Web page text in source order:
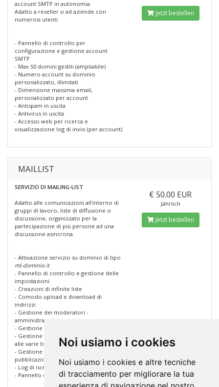
Noi usiamo i cookies
Noi usiamo i cookies e altre tecniche
di tracciamento per migliorare la tua
account SMTP in autonomia.
Adatto a reseller o ad aziende con
numerosi utenti.
- Pannello di controllo per
configurazione e gestione account
SMTP
- Max 50 domini gestiti (ampliabile)
- Numero account su dominio
personalizzato, illimitati
- Dimensione massima email,
personalizzato per account
- Antispam in uscita
- Antivirus in uscita
- Accesso web per ricerca e
visualizzazione log di invio (per account)
Jetzt bestellen
MAILLIST
SERVIZIO DI MAILING-LIST
Adatto alle comunicazioni all'interno di
gruppi di lavoro, liste di diffusione o
discussione, organizzato per la
partecipazione di più persone ad una
discussione asincrona.
- Attivazione servizio su dominio di tipo
ml-dominio.it
- Pannello di controllo e gestione delle
impostazioni
- Creazioni di infinite liste
- Comodo upload e download di
indirizzi
- Gestione dei moderatori -
amministratori
- Gestione indirizzi bloccati
- Gestione delle iscrizioni-disiscrizioni
alle varie liste
- Gestione dei dettagli del processo di
pubblicazione
- Log di iscrizioni-disiscrizioni
- Pannello e liste in 8 lingue
€ 50.00 EUR
Jährlich
Jetzt bestellen